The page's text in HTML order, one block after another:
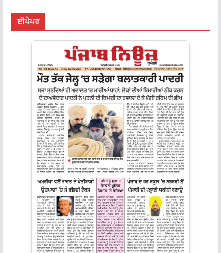
ਈਪੇਪਰ